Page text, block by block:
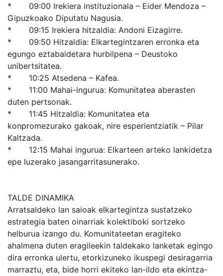
* 09:00 Irekiera instituzionala – Eider Mendoza –
Gipuzkoako Diputatu Nagusia.
* 09:15 Irekiera hitzaldia: Andoni Eizagirre.
* 09:50 Hitzaldia: Elkartegintzaren erronka eta
egungo eztabaidetara hurbilpena – Deustoko
unibertsitatea.
* 10:25 Atsedena – Kafea.
* 11:00 Mahai-ingurua: Komunitatea aberasten
duten pertsonak.
* 11:45 Hitzaldia: Komunitatea eta
konpromezurako gakoak, nire esperientziatik – Pilar
Kaltzada.
* 12:15 Mahai ingurua: Elkarteen arteko lankidetza
epe luzerako jasangarritasunerako.
TALDE DINAMIKA
Arratsaldeko lan saioak elkartegintza sustatzeko
estrategia baten oinarriak kolektiboki sortzeko
helburua izango du. Komunitateetan eragiteko
ahalmena duten eragileekin taldekako lanketak egingo
dira erronka ulertu, etorkizuneko ikuspegi desiragarria
marraztu, eta, bide horri ekiteko lan-ildo eta ekintza-